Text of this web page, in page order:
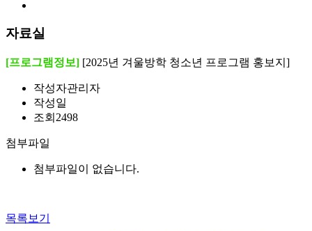
자료실
[프로그램정보] [2025년 겨울방학 청소년 프로그램 홍보지]
작성자관리자
작성일
조회 2498
첨부파일
첨부파일이 없습니다.
목록보기